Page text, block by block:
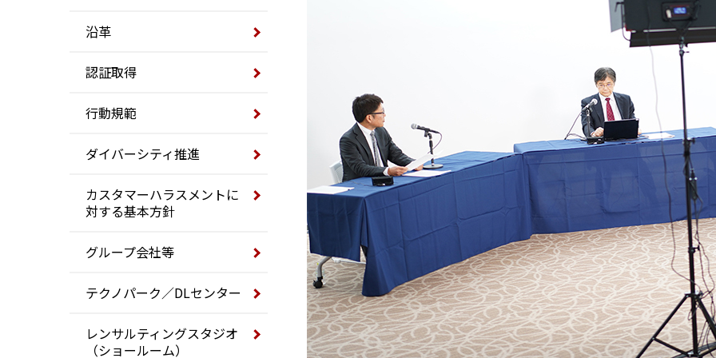
沿革
認証取得
行動規範
ダイバーシティ推進
カスタマーハラスメントに
対する基本方針
グループ会社等
テクノパーク／DLセンター
レンサルティングスタジオ
（ショールーム）